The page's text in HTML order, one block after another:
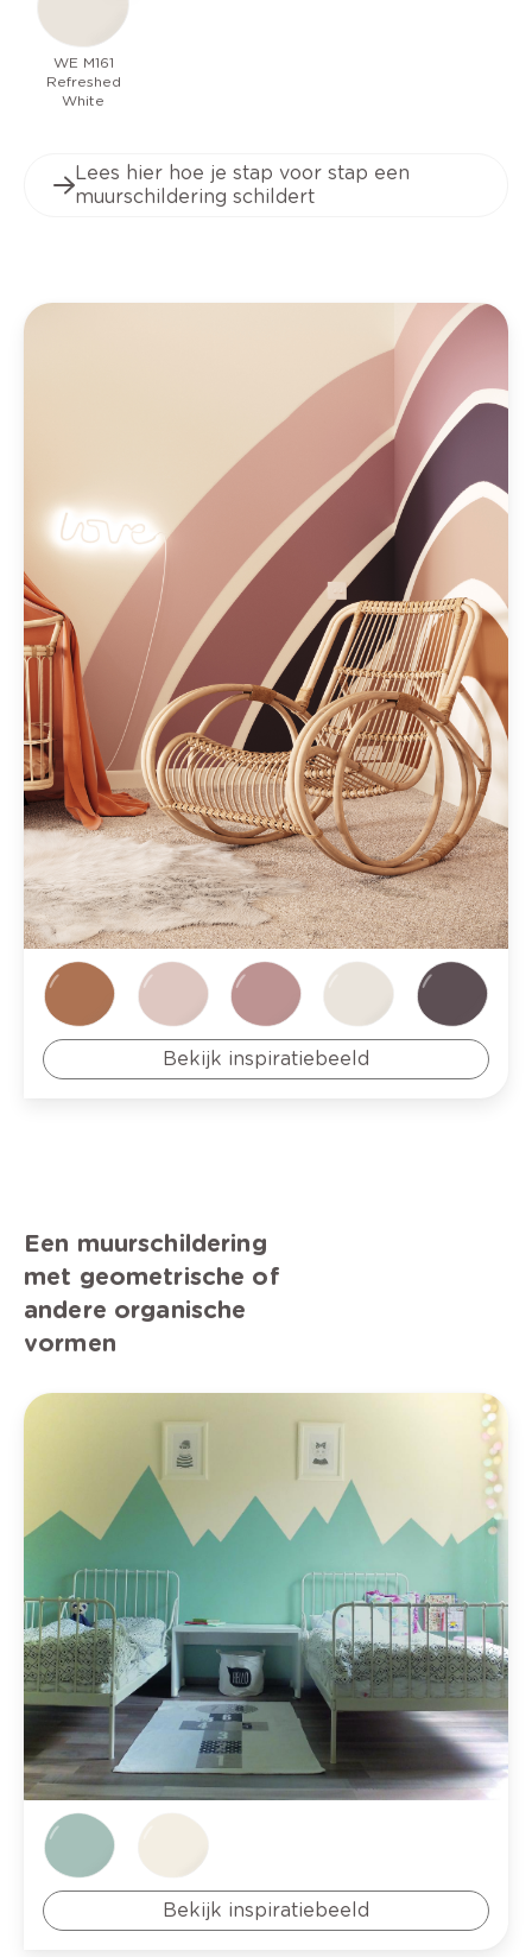
WE M161
Refreshed
White
Lees hier hoe je stap voor stap een
muurschildering schildert
Bekijk inspiratiebeeld
Een muurschildering
met geometrische of
andere organische
vormen
Bekijk inspiratiebeeld